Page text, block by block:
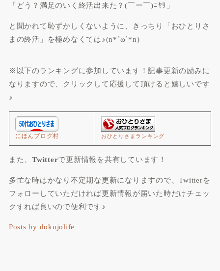
「どう？満足のいく終活出来た？(￣ー￣)ﾆﾔﾘ」
と聞かれて恥ずかしくないように、きっちり「おひとりさ
まの終活」を極めなくては♪(n*´ω`*n)
※以下のランキングに参加しています！記事更新の励みに
なりますので、クリックして応援して頂けると嬉しいです
♪
にほんブログ村 おひとりさまランキング
また、Twitterで更新情報 を共有しています！
多忙な時はかなり不定期な更新になりますので、Twitterを
フォローしていただければ更新情報が届いた時だけチェッ
クすれば良いので便利です♪
Posts by dokujolife